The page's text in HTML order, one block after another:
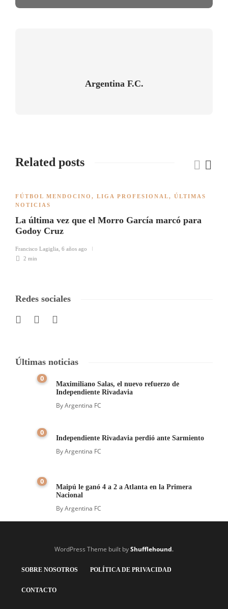
Argentina F.C.
Related posts
FÚTBOL MENDOCINO , LIGA PROFESIONAL, ÚLTIMAS
NOTICIAS
La última vez que el Morro García marcó para
Godoy Cruz
Francisco Lagiglia 6 años ago
2 min
Redes sociales
Últimas noticias
0
Maximiliano Salas, el nuevo refuerzo de
Independiente Rivadavia
ByArgentina FC
0
Independiente Rivadavia perdió ante Sarmiento
ByArgentina FC
0
Maipú le ganó 4 a 2 a Atlanta en la Primera
Nacional
ByArgentina FC
WordPress Theme built byShufflehound.
SOBRE NOSOTROS POLÍTICA DE PRIVACIDAD
CONTACTO